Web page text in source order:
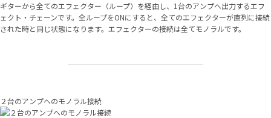
ギターから全てのエフェクター（ループ）を経由し、1台のアンプへ出力するエフ
ェクト・チェーンです。全ループをONにすると、全てのエフェクターが直列に接続
された時と同じ状態になります。エフェクターの接続は全てモノラルです。
２台のアンプへのモノラル接続